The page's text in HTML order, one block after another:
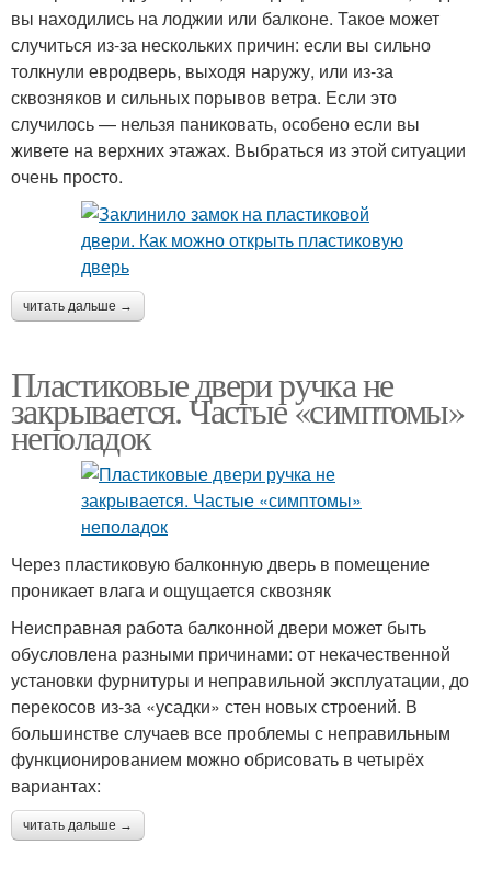
вы находились на лоджии или балконе. Такое может
случиться из-за нескольких причин: если вы сильно
толкнули евродверь, выходя наружу, или из-за
сквозняков и сильных порывов ветра. Если это
случилось — нельзя паниковать, особено если вы
живете на верхних этажах. Выбраться из этой ситуации
очень просто.
читать дальше →
Пластиковые двери ручка не
закрывается. Частые «симптомы»
неполадок
Через пластиковую балконную дверь в помещение
проникает влага и ощущается сквозняк
Неисправная работа балконной двери может быть
обусловлена разными причинами: от некачественной
установки фурнитуры и неправильной эксплуатации, до
перекосов из-за «усадки» стен новых строений. В
большинстве случаев все проблемы с неправильным
функционированием можно обрисовать в четырёх
вариантах:
читать дальше →